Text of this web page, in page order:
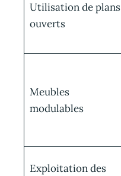
Utilisation de plans
ouverts
Meubles
modulables
Exploitation des